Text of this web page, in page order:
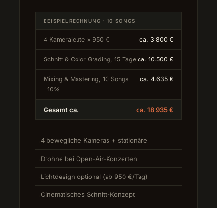
BEISPIELRECHNUNG · 10 SONGS
4 Kameraleute × 950 € ca. 3.800 €
Schnitt & Color Grading, 15 Tage ca. 10.500 €
Mixing & Mastering, 10 Songs
−10%
ca. 4.635 €
Gesamt ca. ca. 18.935 €
4 bewegliche Kameras + stationäre
Drohne bei Open-Air-Konzerten
Lichtdesign optional (ab 950 €/Tag)
Cinematisches Schnitt-Konzept